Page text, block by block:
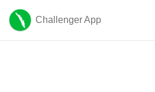
Challenger App